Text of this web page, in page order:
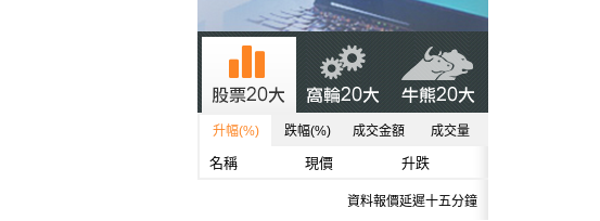
升幅(%) 跌幅(%) 成交金額 成交量
名稱 現價 升跌
資料報價延遲十五分鐘